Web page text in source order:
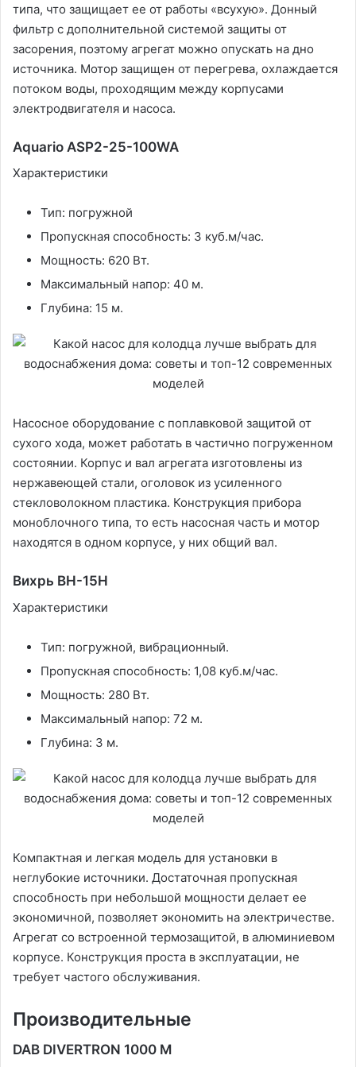
типа, что защищает ее от работы «всухую». Донный
фильтр с дополнительной системой защиты от
засорения, поэтому агрегат можно опускать на дно
источника. Мотор защищен от перегрева, охлаждается
потоком воды, проходящим между корпусами
электродвигателя и насоса.
Aquario ASP2-25-100WA
Характеристики
Тип: погружной
Пропускная способность: 3 куб.м/час.
Мощность: 620 Вт.
Максимальный напор: 40 м.
Глубина: 15 м.
Насосное оборудование с поплавковой защитой от
сухого хода, может работать в частично погруженном
состоянии. Корпус и вал агрегата изготовлены из
нержавеющей стали, оголовок из усиленного
стекловолокном пластика. Конструкция прибора
моноблочного типа, то есть насосная часть и мотор
находятся в одном корпусе, у них общий вал.
Вихрь ВН-15Н
Характеристики
Тип: погружной, вибрационный.
Пропускная способность: 1,08 куб.м/час.
Мощность: 280 Вт.
Максимальный напор: 72 м.
Глубина: 3 м.
Компактная и легкая модель для установки в
неглубокие источники. Достаточная пропускная
способность при небольшой мощности делает ее
экономичной, позволяет экономить на электричестве.
Агрегат со встроенной термозащитой, в алюминиевом
корпусе. Конструкция проста в эксплуатации, не
требует частого обслуживания.
Производительные
DAB DIVERTRON 1000 M